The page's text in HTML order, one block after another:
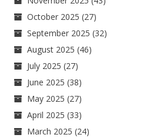
October 2025 (27)
September 2025 (32)
August 2025 (46)
July 2025 (27)
June 2025 (38)
May 2025 (27)
April 2025 (33)
March 2025 (24)